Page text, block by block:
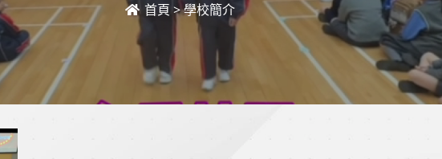
首頁 >學校簡介